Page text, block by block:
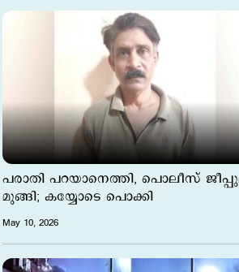
പരാതി പറയാനെത്തി, പൊലീസ്
മുങ്ങി; കയ്യോടെ പൊക്കി
May 10, 2026